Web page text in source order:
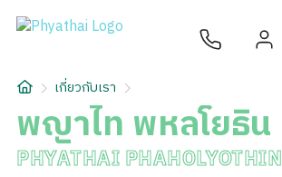
TH English
เกี่ยวกับเรา
เกี่ยวกับเรา
พญาไท พหลโยธิน
PHYATHAI PHAHOLYOTHIN